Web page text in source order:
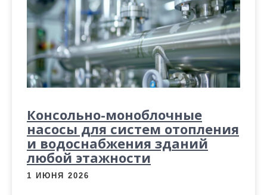
Консольно-моноблочные
насосы для систем отопления
и водоснабжения зданий
любой этажности
1 ИЮНЯ 2026